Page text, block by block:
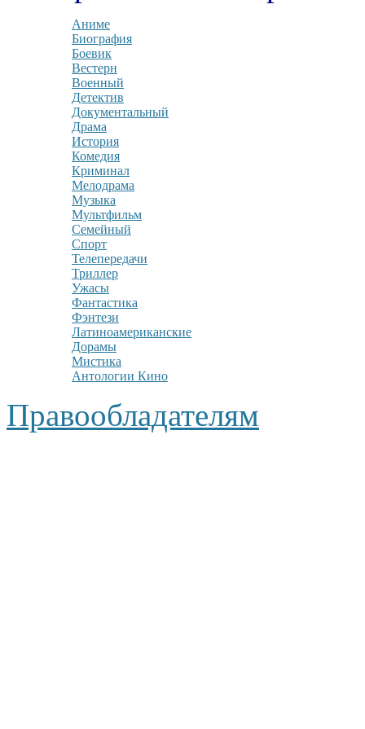
Аниме
Биография
Боевик
Вестерн
Военный
Детектив
Документальный
Драма
История
Комедия
Криминал
Мелодрама
Музыка
Мультфильм
Семейный
Спорт
Телепередачи
Триллер
Ужасы
Фантастика
Фэнтези
Латиноамериканские
Дорамы
Мистика
Антологии Кино
Правообладателям